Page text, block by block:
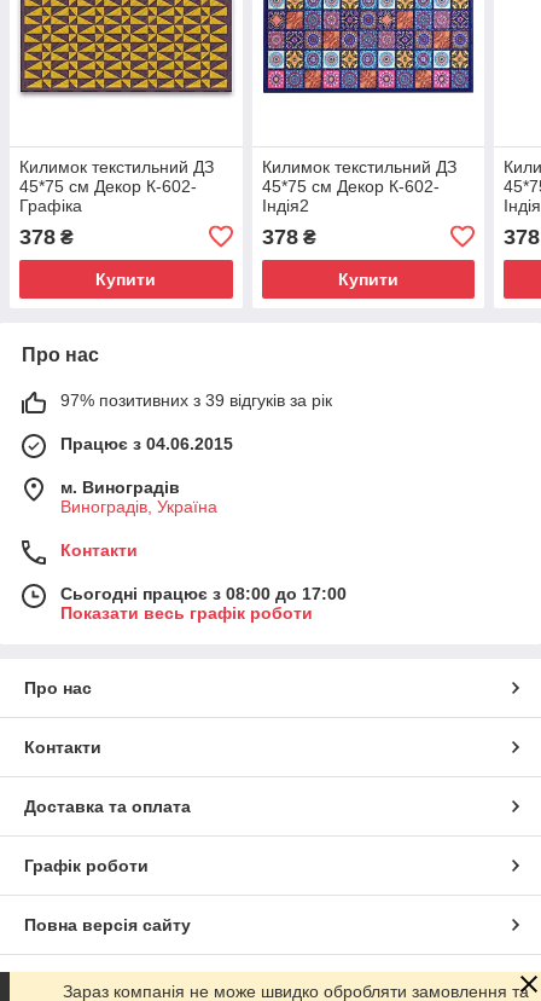
Килимок текстильний ДЗ
45*75 см Декор К-602-
Графіка
378 ₴
Купити
Килимок текстильний ДЗ
45*75 см Декор К-602-
Індія2
378₴
Купити
Індія
378
Про нас
97% позитивних з 39 відгуків за рік
Працює з 04.06.2015
м. Виноградів
Виноградів, Україна
Контакти
Сьогодні працює з 08:00 до 17:00
Показати весь графік роботи
Про нас
Контакти
Доставка та оплата
Графік роботи
Повна версія сайту
Сайт створено на маркетплейсі Prom.ua
Зараз компанія не може швидко обробляти замовлення та